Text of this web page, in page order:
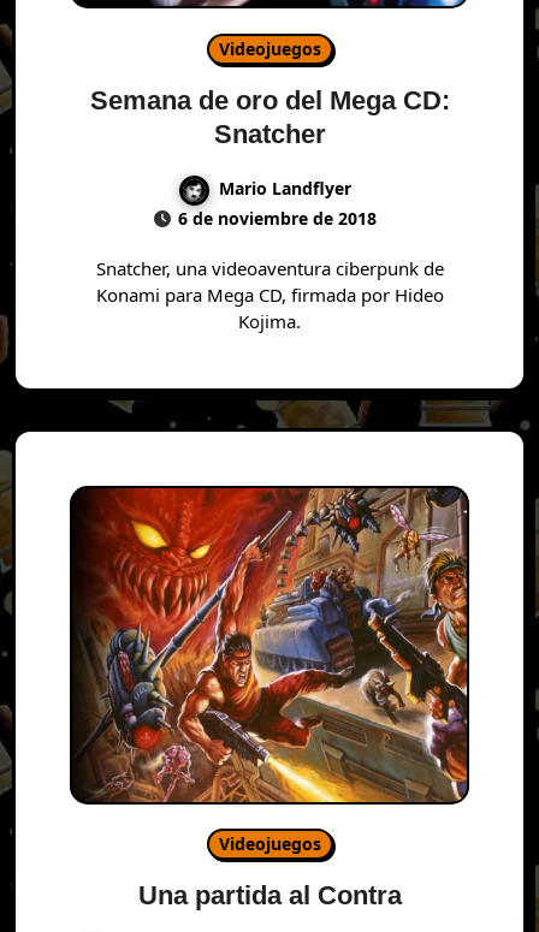
Videojuegos
Semana de oro del Mega CD:
Snatcher
Mario Landflyer
6 de noviembre de 2018
Snatcher, una videoaventura ciberpunk de
Konami para Mega CD, firmada por Hideo
Kojima.
Videojuegos
Una partida al Contra